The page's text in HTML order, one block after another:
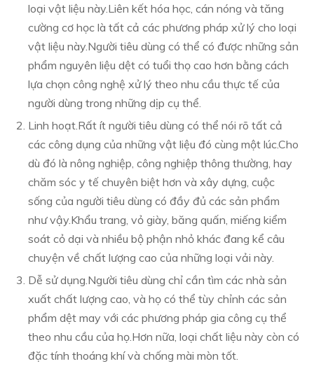
loại vật liệu này.Liên kết hóa học, cán nóng và tăng
cường cơ học là tất cả các phương pháp xử lý cho loại
vật liệu này.Người tiêu dùng có thể có được những sản
phẩm nguyên liệu dệt có tuổi thọ cao hơn bằng cách
lựa chọn công nghệ xử lý theo nhu cầu thực tế của
người dùng trong những dịp cụ thể.
Linh hoạt.Rất ít người tiêu dùng có thể nói rõ tất cả
các công dụng của những vật liệu đó cùng một lúc.Cho
dù đó là nông nghiệp, công nghiệp thông thường, hay
chăm sóc y tế chuyên biệt hơn và xây dựng, cuộc
sống của người tiêu dùng có đầy đủ các sản phẩm
như vậy.Khẩu trang, vỏ giày, băng quấn, miếng kiểm
soát cỏ dại và nhiều bộ phận nhỏ khác đang kể câu
chuyện về chất lượng cao của những loại vải này.
Dễ sử dụng.Người tiêu dùng chỉ cần tìm các nhà sản
xuất chất lượng cao, và họ có thể tùy chỉnh các sản
phẩm dệt may với các phương pháp gia công cụ thể
theo nhu cầu của họ.Hơn nữa, loại chất liệu này còn có
đặc tính thoáng khí và chống mài mòn tốt.